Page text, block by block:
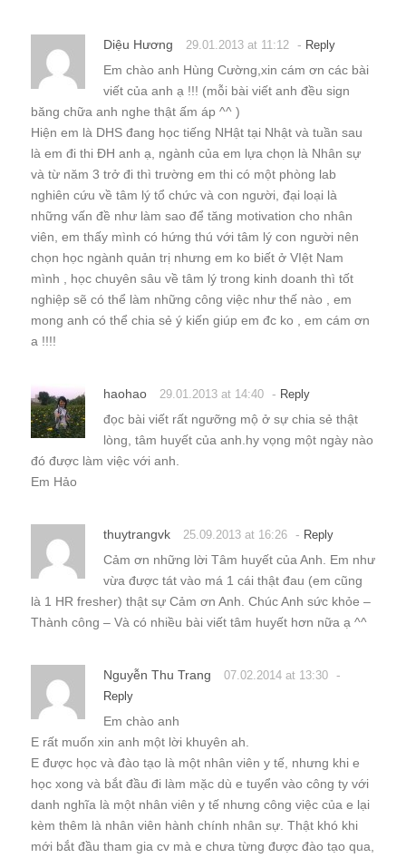
Diệu Hương 29.01.2013 at 11:12 - Reply
Em chào anh Hùng Cường,xin cám ơn các bài
viết của anh ạ !!! (mỗi bài viết anh đều sign
băng chữa anh nghe thật ấm áp ^^ )
Hiện em là DHS đang học tiếng NHật tại Nhật và tuần sau
là em đi thi ĐH anh ạ, ngành của em lựa chọn là Nhân sự
và từ năm 3 trở đi thì trường em thi có một phòng lab
nghiên cứu về tâm lý tổ chức và con người, đại loại là
những vấn đề như làm sao để tăng motivation cho nhân
viên, em thấy mình có hứng thú với tâm lý con người nên
chọn học ngành quản trị nhưng em ko biết ở VIệt Nam
mình , học chuyên sâu về tâm lý trong kinh doanh thì tốt
nghiệp sẽ có thể làm những công việc như thế nào , em
mong anh có thể chia sẻ ý kiến giúp em đc ko , em cám ơn
a !!!!
haohao 29.01.2013 at 14:40 - Reply
đọc bài viết rất ngưỡng mộ ở sự chia sẻ thật
lòng, tâm huyết của anh.hy vọng một ngày nào
đó được làm việc với anh.
Em Hảo
thuytrangvk 25.09.2013 at 16:26 - Reply
Cảm ơn những lời Tâm huyết của Anh. Em như
vừa được tát vào má 1 cái thật đau (em cũng
là 1 HR fresher) thật sự Cảm ơn Anh. Chúc Anh sức khỏe –
Thành công – Và có nhiều bài viết tâm huyết hơn nữa ạ ^^
Nguyễn Thu Trang 07.02.2014 at 13:30 -
Reply
Em chào anh
E rất muốn xin anh một lời khuyên ah.
E được học và đào tạo là một nhân viên y tế, nhưng khi e
học xong và bắt đầu đi làm mặc dù e tuyển vào công ty với
danh nghĩa là một nhân viên y tế nhưng công việc của e lại
kèm thêm là nhân viên hành chính nhân sự. Thật khó khi
mới bắt đầu tham gia cv mà e chưa từng được đào tạo qua,